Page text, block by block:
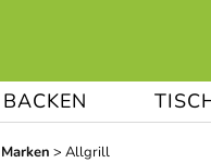
BACKEN
> Allgrill